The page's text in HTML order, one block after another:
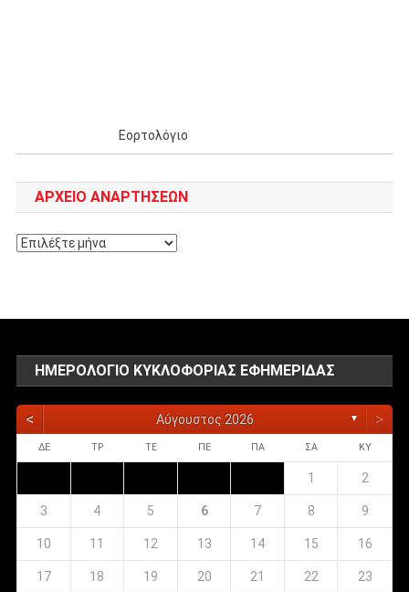
Εορτολόγιο
ΑΡΧΕΊΟ ΑΝΑΡΤΉΣΕΩΝ
Αρχείο
ΗΜΕΡΟΛΌΓΙΟ ΚΥΚΛΟΦΟΡΊΑΣ ΕΦΗΜΕΡΊΔΑΣ
< Αύγουστος 2026 ▼ >
ΔΕ ΤΡ ΤΕ ΠΕ ΠΑ ΣΑ ΚΥ
1 2
3 4 5 6 7 8 9
10 11 12 13 14 15 16
17 18 19 20 21 22 23